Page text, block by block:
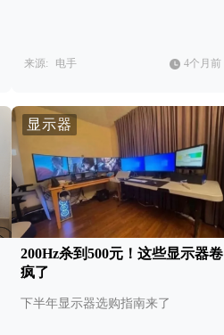
来源: 电手 4个月前
显示器
200Hz杀到500元！这些显示器卷
疯了
下半年显示器选购指南来了